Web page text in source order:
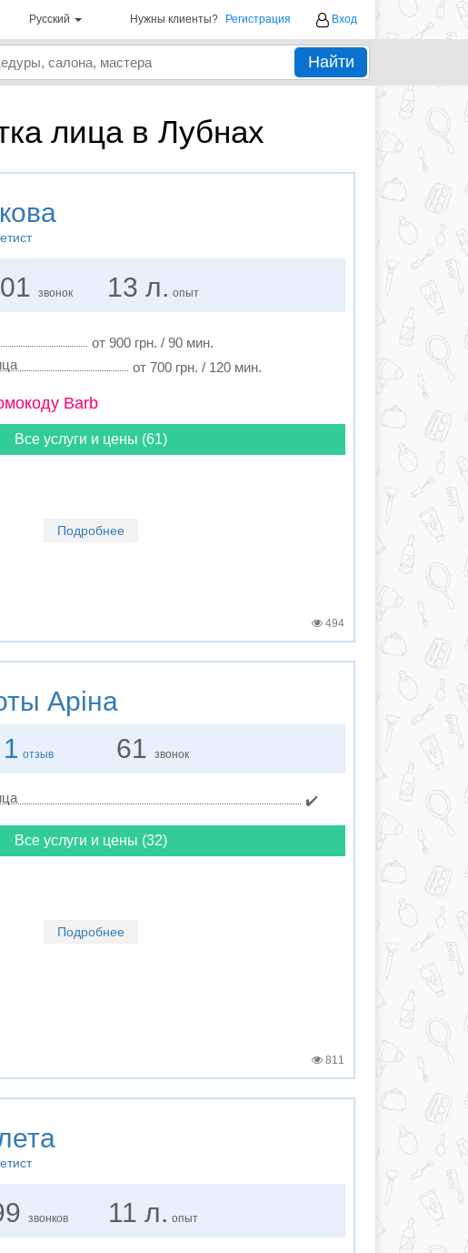
Русский Нужны клиенты? Регистрация Вход
Найти
лица в Лубнах
звонок 13 л. опыт
от 900 грн. / 90 мин.
от 700 грн. / 120 мин.
Barb
Все услуги и цены (61)
Подробнее
494
Аріна
1 отзыв 61звонок
✔️
Все услуги и цены (32)
Подробнее
811
звонков 11 л. опыт